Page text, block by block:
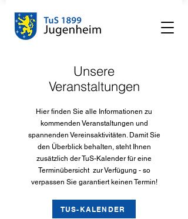
Unsere
Veranstaltungen
Hier finden Sie alle Informationen zu
kommenden Veranstaltungen und
spannenden Vereinsaktivitäten. Damit Sie
den Überblick behalten, steht Ihnen
zusätzlich der TuS-Kalender für eine
Terminübersicht zur Verfügung - so
verpassen Sie garantiert keinen Termin!
TUS-KALENDER